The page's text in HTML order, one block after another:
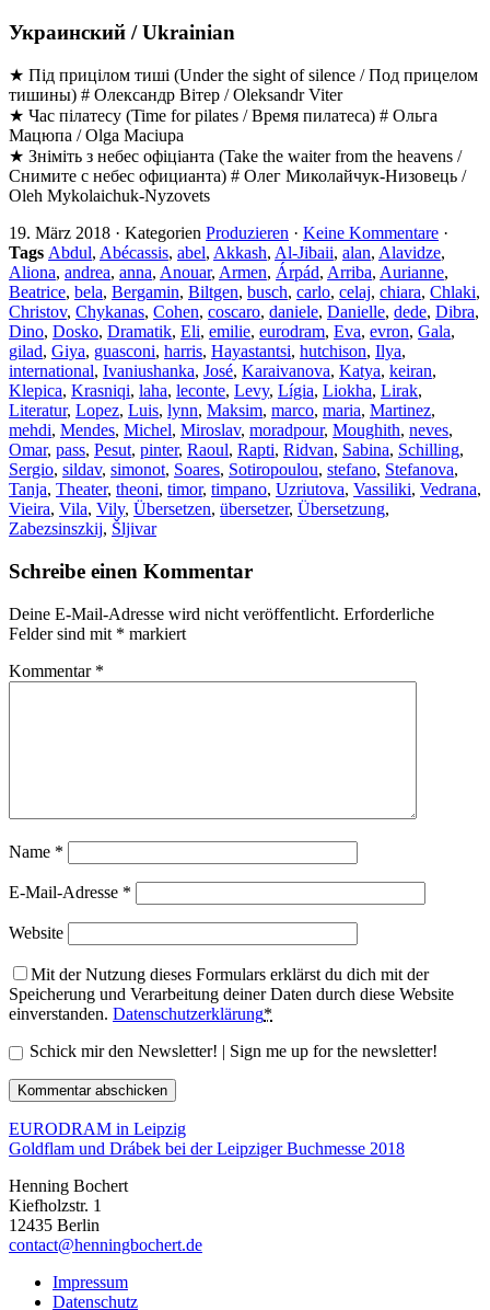
Украинский / Ukrainian
★ Під прицілом тиші (Under the sight of silence / Под прицелом
тишины) # Олександр Вітер / Oleksandr Viter
★ Час пілатесу (Time for pilates / Время пилатеса) # Ольга
Мацюпа / Olga Maciupa
★ Зніміть з небес офіціанта (Take the waiter from the heavens /
Снимите с небес официанта) # Олег Миколайчук-Низовець /
Oleh Mykolaichuk-Nyzovets
19. März 2018 · Kategorien Produzieren · Keine Kommentare ·
Tags Abdul, Abécassis, abel, Akkash, Al-Jibaii, alan, Alavidze,
Aliona, andrea, anna, Anouar, Armen, Árpád, Arriba, Aurianne,
Beatrice, bela, Bergamin, Biltgen, busch, carlo, celaj, chiara, Chlaki,
Christov, Chykanas, Cohen, coscaro, daniele, Danielle, dede, Dibra,
Dino, Dosko, Dramatik, Eli, emilie, eurodram, Eva, evron, Gala,
gilad, Giya, guasconi, harris, Hayastantsi, hutchison, Ilya,
international, Ivaniushanka, José, Karaivanova, Katya, keiran,
Klepica, Krasniqi, laha, leconte, Levy, Lígia, Liokha, Lirak,
Literatur, Lopez, Luis, lynn, Maksim, marco, maria, Martinez,
mehdi, Mendes, Michel, Miroslav, moradpour, Moughith, neves,
Omar, pass, Pesut, pinter, Raoul, Rapti, Ridvan, Sabina, Schilling,
Sergio, sildav, simonot, Soares, Sotiropoulou, stefano, Stefanova,
Tanja, Theater, theoni, timor, timpano, Uzriutova, Vassiliki, Vedrana,
Vieira, Vila, Vily, Übersetzen, übersetzer, Übersetzung,
Zabezsinszkij, Šljivar
Schreibe einen Kommentar
Deine E-Mail-Adresse wird nicht veröffentlicht. Erforderliche
Felder sind mit * markiert
Kommentar *
Name *
E-Mail-Adresse *
Website
Mit der Nutzung dieses Formulars erklärst du dich mit der
Speicherung und Verarbeitung deiner Daten durch diese Website
einverstanden. Datenschutzerklärung*
Schick mir den Newsletter! | Sign me up for the newsletter!
EURODRAM in Leipzig
Goldflam und Drábek bei der Leipziger Buchmesse 2018
Henning Bochert
Kiefholzstr. 1
12435 Berlin
contact@henningbochert.de
Impressum
Datenschutz